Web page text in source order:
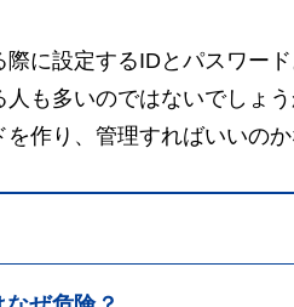
に設定するIDとパスワー
も多いのではないでしょ
作り、管理すればいいの